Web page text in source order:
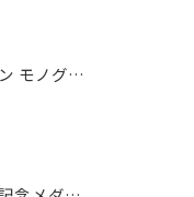
ルイ・ヴィトン モノグラムバッグ2点をお買取させていただきました✨